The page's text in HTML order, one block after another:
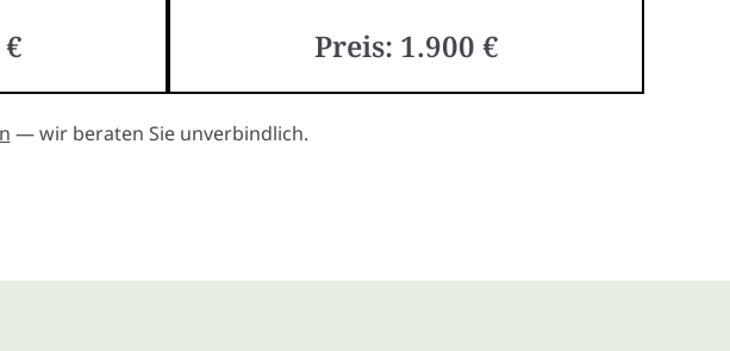
Preis: 1.900 €
— wir beraten Sie unverbindlich.